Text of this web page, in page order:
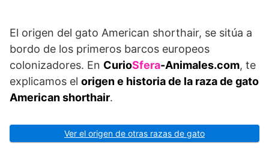
El origen del gato American shorthair, se sitúa a
bordo de los primeros barcos europeos
colonizadores. En CurioSfera-Animales.com, te
explicamos el origen e historia de la raza de gato
American shorthair.
Ver el origen de otras razas de gato